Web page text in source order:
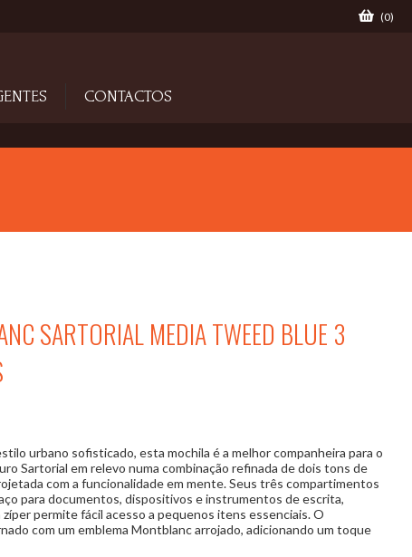
(0)
CONTACTOS
SARTORIAL MEDIA TWEED BLUE 3
urbano sofisticado, esta mochila é a melhor companheira para o
Sartorial em relevo numa combinação refinada de dois tons de
com a funcionalidade em mente. Seus três compartimentos
para documentos, dispositivos e instrumentos de escrita,
permite fácil acesso a pequenos itens essenciais. O
com um emblema Montblanc arrojado, adicionando um toque